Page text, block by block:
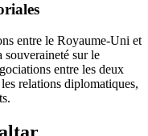
entre le Royaume-Uni et
sur le
entre les deux
relations diplomatiques,